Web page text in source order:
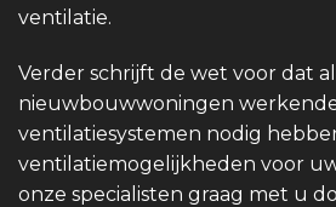
ventilatie.
Verder schrijft de wet voor dat
nieuwbouwwoningen
ventilatiesystemen nodig
ventilatiemogelijkheden voor
onze specialisten graag met u